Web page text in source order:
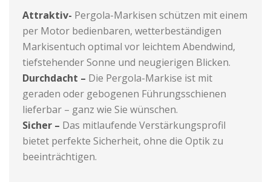
Attraktiv- Pergola-Markisen schützen mit einem
per Motor bedienbaren, wetterbeständigen
Markisentuch optimal vor leichtem Abendwind,
tiefstehender Sonne und neugierigen Blicken.
Durchdacht – Die Pergola-Markise ist mit
geraden oder gebogenen Führungsschienen
lieferbar – ganz wie Sie wünschen.
Sicher – Das mitlaufende Verstärkungsprofil
bietet perfekte Sicherheit, ohne die Optik zu
beeinträchtigen.